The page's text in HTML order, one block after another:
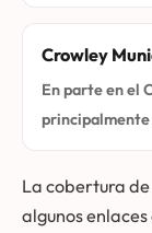
Crowley
En parte en el
principalmente
La cobertura
algunos